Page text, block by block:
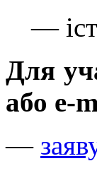
—
Для
або e-
—